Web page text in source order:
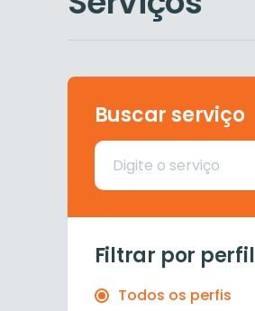
Buscar serviço
Filtrar por perfil
Todos os perfis